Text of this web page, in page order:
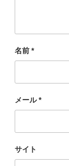
名前 *
メール*
サイト